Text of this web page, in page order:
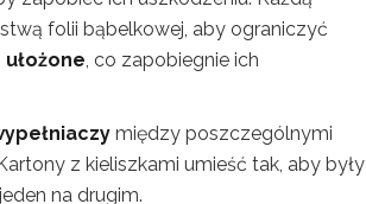
folii bąbelkowej, aby ograniczyć
, co zapobiegnie ich
między poszczególnymi
z kieliszkami umieść tak, aby były
na drugim.